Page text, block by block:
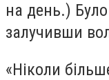
на день.)
залучивши
«Ніколи